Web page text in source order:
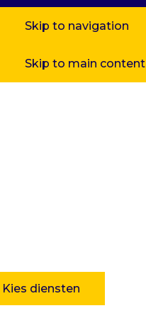
Skip to navigation
Skip to main content
Kies diensten